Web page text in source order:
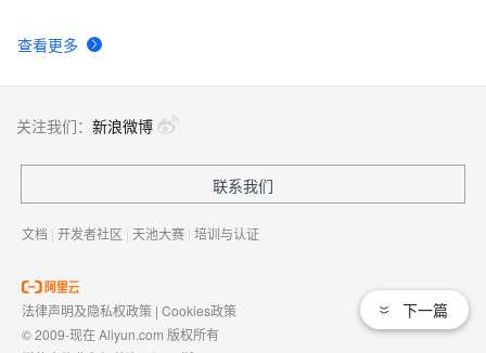
查看更多
下一篇
关注我们： 新浪微博
联系我们
文档 | 开发者社区 | 天池大赛 | 培训与认证
法律声明及隐私权政策 | Cookies政策
© 2009-现在 Aliyun.com 版权所有